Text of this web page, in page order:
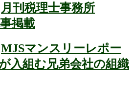
月刊税理士事務所
掲載
MJSマンスリーレポー
が入組む兄弟会社の組織